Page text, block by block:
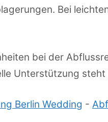
Bei
bei der
Unterstützung
Berlin Wedding -